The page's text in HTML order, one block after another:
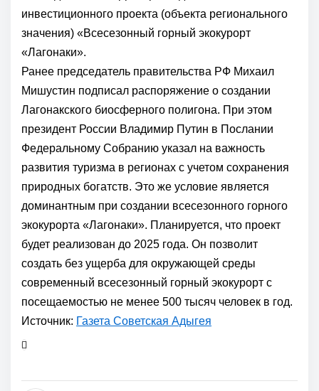
инвестиционного проекта (объекта регионального
значения) «Всесезонный горный экокурорт
«Лагонаки».
Ранее председатель правительства РФ Михаил
Мишустин подписал распоряжение о создании
Лагонакского биосферного полигона. При этом
президент России Владимир Путин в Послании
Федеральному Собранию указал на важность
развития туризма в регионах с учетом сохранения
природных богатств. Это же условие является
доминантным при создании всесезонного горного
экокурорта «Лагонаки». Планируется, что проект
будет реализован до 2025 года. Он позволит
создать без ущерба для окружающей среды
современный всесезонный горный экокурорт с
посещаемостью не менее 500 тысяч человек в год.
Источник: Газета Советская Адыгея